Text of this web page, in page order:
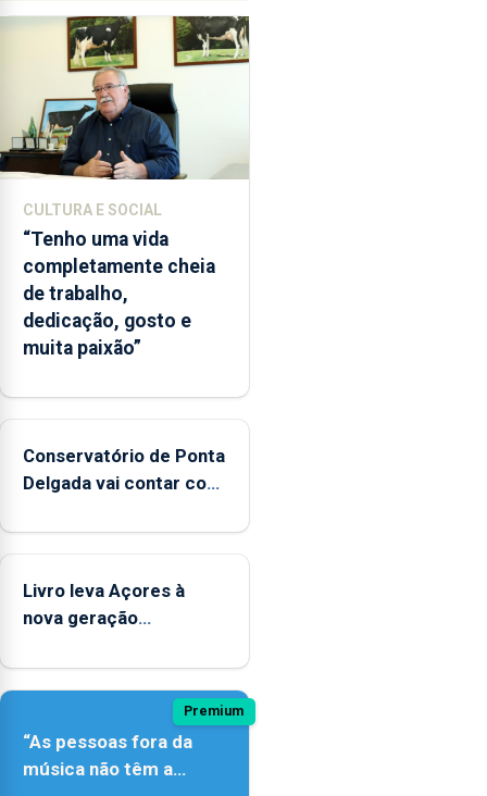
ensino
instituição
CULTURA E SOCIAL
“Tenho uma vida
completamente cheia
de trabalho,
dedicação, gosto e
muita paixão”
Conservatório de Ponta
Delgada vai contar com
Livro leva Açores à
nova geração
Premium
“As pessoas fora da
música não têm a